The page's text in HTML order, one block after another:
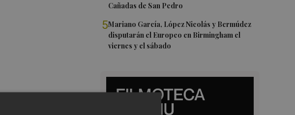
Cañadas de San Pedro
5Mariano García, López Nicolás y Bermúdez
disputarán el Europeo en Birmingham el
viernes y el sábado